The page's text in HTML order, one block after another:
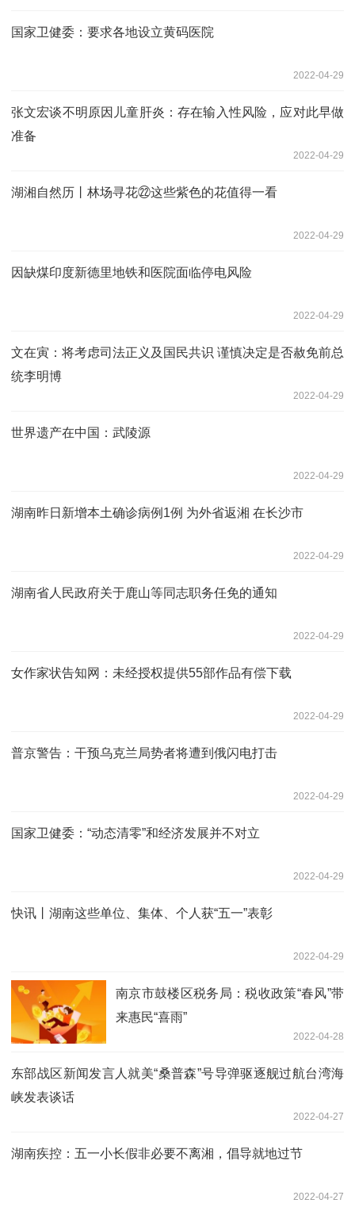
国家卫健委：要求各地设立黄码医院
2022-04-29
张文宏谈不明原因儿童肝炎：存在输入性风险，应对此早做
准备
2022-04-29
湖湘自然历丨林场寻花㉒这些紫色的花值得一看
2022-04-29
因缺煤印度新德里地铁和医院面临停电风险
2022-04-29
文在寅：将考虑司法正义及国民共识 谨慎决定是否赦免前总
统李明博
2022-04-29
世界遗产在中国：武陵源
2022-04-29
湖南昨日新增本土确诊病例1例 为外省返湘 在长沙市
2022-04-29
湖南省人民政府关于鹿山等同志职务任免的通知
2022-04-29
女作家状告知网：未经授权提供55部作品有偿下载
2022-04-29
普京警告：干预乌克兰局势者将遭到俄闪电打击
2022-04-29
国家卫健委：“动态清零”和经济发展并不对立
2022-04-29
快讯丨湖南这些单位、集体、个人获“五一”表彰
2022-04-29
南京市鼓楼区税务局：税收政策“春风”带
来惠民“喜雨”
2022-04-28
东部战区新闻发言人就美“桑普森”号导弹驱逐舰过航台湾海
峡发表谈话
2022-04-27
湖南疾控：五一小长假非必要不离湘，倡导就地过节
2022-04-27